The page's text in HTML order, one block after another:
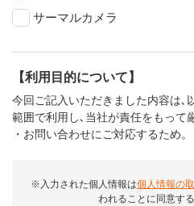
サーマルカメラ
【利用目的について】
今回ご記入いただきました内容は､
範囲で利用し､当社が責任をもって
・お問い合わせにご対応するため。
※入力された個人情報は個人情報の
われることに同意す